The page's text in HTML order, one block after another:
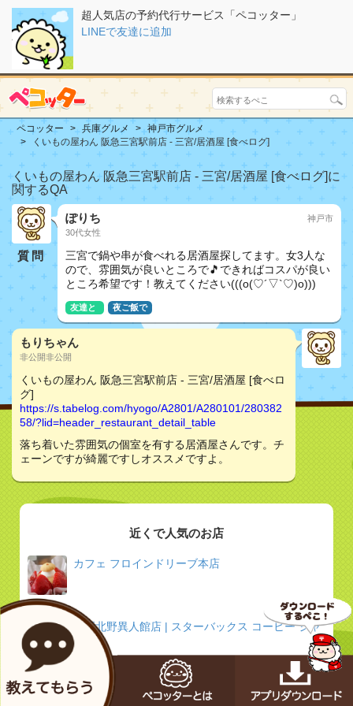
超人気店の予約代行サービス「ペコッター」
LINEで友達に追加
ペコッター 兵庫グルメ
神戸市グルメ
くいもの屋わん 阪急三宮駅前店 - 三宮/居酒屋 [食べログ]
くいもの屋わん 阪急三宮駅前店 - 三宮/居酒屋 [食べログ]に
関するQA
質問
ぽりち
30代女性
神戸市
三宮で鍋や串が食べれる居酒屋探してます。女3人な
ので、雰囲気が良いところで🎵できればコスパが良い
ところ希望です！教えてください(((o(♡´▽`♡)o)))
友達と 夜ご飯で
もりちゃん
非公開非公開
くいもの屋わん 阪急三宮駅前店 - 三宮/居酒屋 [食べロ
グ]
https://s.tabelog.com/hyogo/A2801/A280101/280382
58/?lid=header_restaurant_detail_table
落ち着いた雰囲気の個室を有する居酒屋さんです。チ
ェーンですが綺麗ですしオススメですよ。
近くで人気のお店
カフェ フロインドリーブ本店
神戸北野異人館店 | スターバックス コーヒー ジャ
パン
鉄板焼 ねいろ